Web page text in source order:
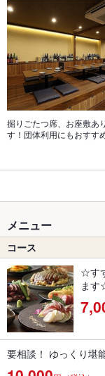
掘りごたつ席、お座敷あ
す！団体利用にもおすす
メニュー
コース
☆す
ます
要相談！ ゆっくり堪